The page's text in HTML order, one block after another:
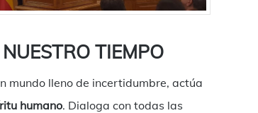
TIEMPO
mundo lleno de incertidumbre, actúa
humano. Dialoga con todas las